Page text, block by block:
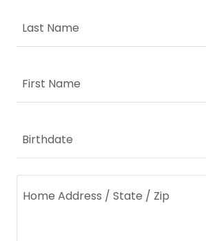
Last Name
First Name
Birthdate